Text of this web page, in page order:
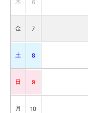
木 6
金 7
土 8
日 9
月 10